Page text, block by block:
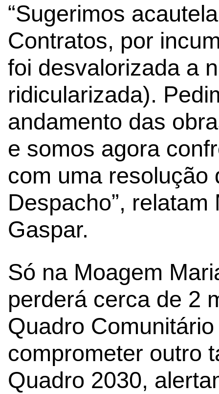
“Sugerimos
Contratos, por
foi desvalorizada a
ridicularizada).
andamento das
e somos agora
com uma resolução
Despacho”,
Gaspar.
Só na Moagem
perderá cerca de 2
Quadro
comprometer outro
Quadro 2030,